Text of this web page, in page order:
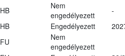
HB
Nem
engedélyezett
-
HB Engedélyezett
FU
Nem
engedélyezett